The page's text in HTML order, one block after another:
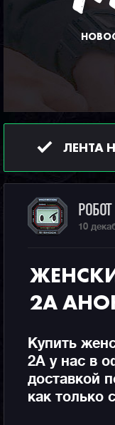
ЛЕНТА
РОБОТ
10
2A
Купить
2A у нас в
доставкой
как только